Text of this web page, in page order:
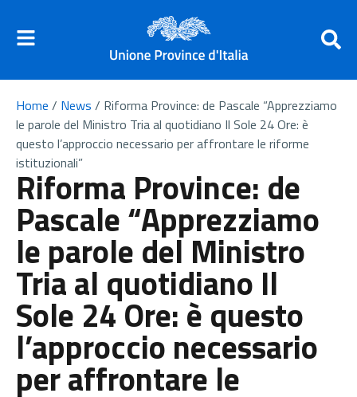
Home / News / Riforma Province: de Pascale “Apprezziamo
le parole del Ministro Tria al quotidiano Il Sole 24 Ore: è
questo l’approccio necessario per affrontare le riforme
istituzionali”
Riforma Province: de
Pascale “Apprezziamo
le parole del Ministro
Tria al quotidiano Il
Sole 24 Ore: è questo
l’approccio necessario
per affrontare le